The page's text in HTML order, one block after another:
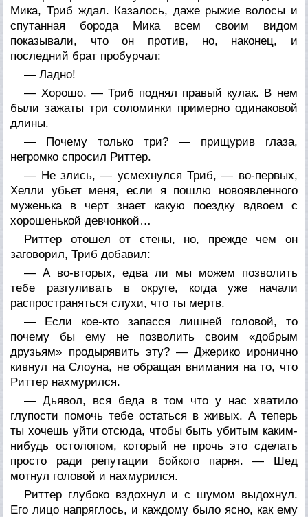
Мика, Триб ждал. Казалось, даже рыжие волосы и
спутанная борода Мика всем своим видом
показывали, что он против, но, наконец, и
последний брат пробурчал:
— Ладно!
— Хорошо. — Триб поднял правый кулак. В нем
были зажаты три соломинки примерно одинаковой
длины.
— Почему только три? — прищурив глаза,
негромко спросил Риттер.
— Не злись, — усмехнулся Триб, — во-первых,
Хелли убьет меня, если я пошлю новоявленного
муженька в черт знает какую поездку вдвоем с
хорошенькой девчонкой…
Риттер отошел от стены, но, прежде чем он
заговорил, Триб добавил:
— А во-вторых, едва ли мы можем позволить
тебе разгуливать в округе, когда уже начали
распространяться слухи, что ты мертв.
— Если кое-кто запасся лишней головой, то
почему бы ему не позволить своим «добрым
друзьям» продырявить эту? — Джерико иронично
кивнул на Слоуна, не обращая внимания на то, что
Риттер нахмурился.
— Дьявол, вся беда в том что у нас хватило
глупости помочь тебе остаться в живых. А теперь
ты хочешь уйти отсюда, чтобы быть убитым каким-
нибудь остолопом, который не прочь это сделать
просто ради репутации бойкого парня. — Шед
мотнул головой и нахмурился.
Риттер глубоко вздохнул и с шумом выдохнул.
Его лицо напряглось, и каждому было ясно, как ему